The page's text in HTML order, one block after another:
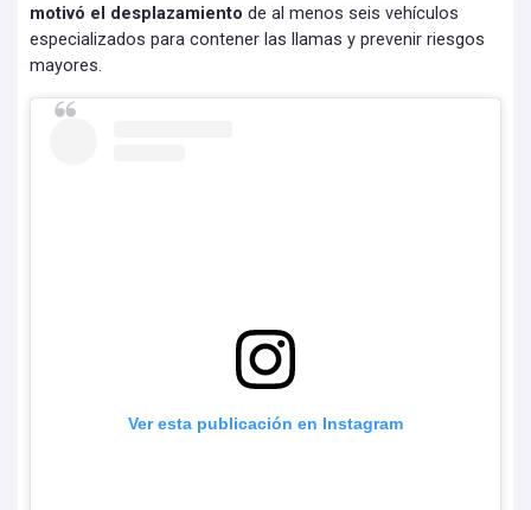
motivó el desplazamiento de al menos seis vehículos
especializados para contener las llamas y prevenir riesgos
mayores.
Ver esta publicación en Instagram